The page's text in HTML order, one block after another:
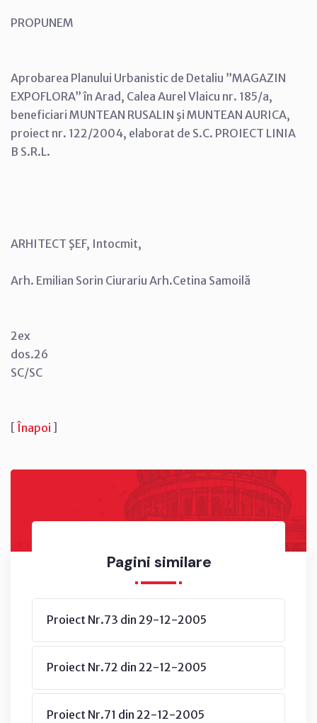
Pagini similare
Proiect Nr.73 din 29-12-2005
Proiect Nr.72 din 22-12-2005
Proiect Nr.71 din 22-12-2005
PROPUNEM
Aprobarea Planului Urbanistic de Detaliu ”MAGAZIN
EXPOFLORA” în Arad, Calea Aurel Vlaicu nr. 185/a,
beneficiari MUNTEAN RUSALIN şi MUNTEAN AURICA,
proiect nr. 122/2004, elaborat de S.C. PROIECT LINIA
B S.R.L.
ARHITECT ŞEF, Intocmit,
Arh. Emilian Sorin Ciurariu Arh.Cetina Samoilă
2ex
dos.26
SC/SC
[ Înapoi ]